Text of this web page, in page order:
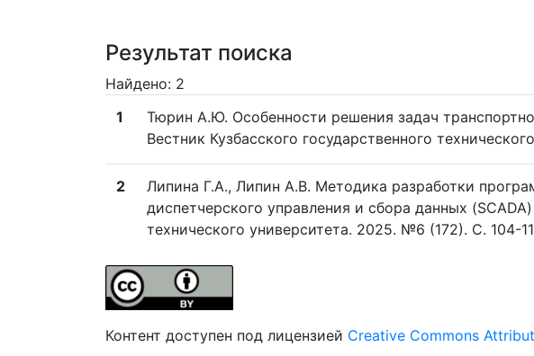
Результат поиска
Найдено: 2
1
Тюрин А.Ю. Особенности решения задач
Вестник Кузбасского государственного
2
Липина Г.А., Липин А.В. Методика разработки
диспетчерского управления и сбора данных
технического университета. 2025. №6 (172). C. 104-
Контент доступен под лицензией Creative Commons